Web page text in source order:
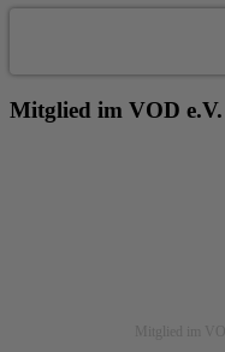
Mitglied im VOD e.V.